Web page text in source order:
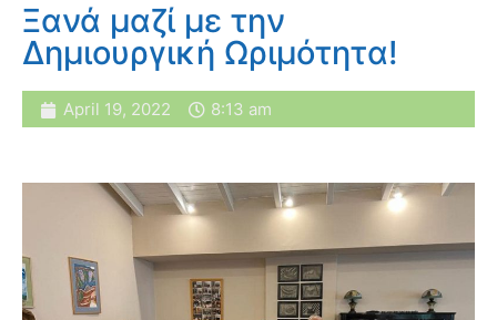
Ξανά μαζί με την
Δημιουργική Ωριμότητα!
April 19, 2022 8:13 am